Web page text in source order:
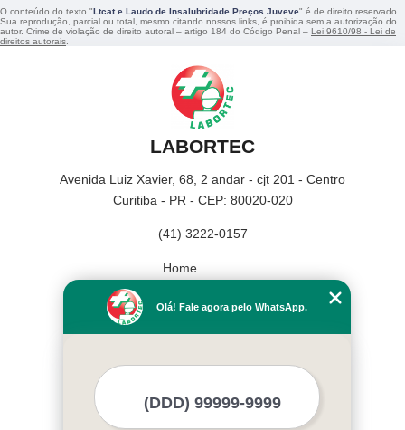
O conteúdo do texto "Ltcat e Laudo de Insalubridade Preços Juveve" é de direito reservado.
Sua reprodução, parcial ou total, mesmo citando nossos links, é proibida sem a autorização do
autor. Crime de violação de direito autoral – artigo 184 do Código Penal – Lei 9610/98 - Lei de
direitos autorais
LABORTEC
Avenida Luiz Xavier, 68, 2 andar - cjt 201 - Centro
Curitiba - PR - CEP: 80020-020
(41) 3222-0157
Home
Missão
Olá! Fale agora pelo WhatsApp.